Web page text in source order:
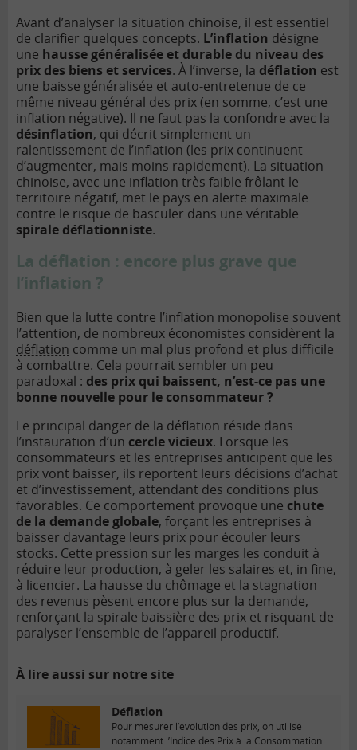
Avant d’analyser la situation chinoise, il est essentiel
de clarifier quelques concepts. L’inflation désigne
une hausse généralisée et durable du niveau des
prix des biens et services. À l’inverse, la déflation est
une baisse généralisée et auto-entretenue de ce
même niveau général des prix (en somme, c’est une
inflation négative). Il ne faut pas la confondre avec la
désinflation, qui décrit simplement un
ralentissement de l’inflation (les prix continuent
d’augmenter, mais moins rapidement). La situation
chinoise, avec une inflation très faible frôlant le
territoire négatif, met le pays en alerte maximale
contre le risque de basculer dans une véritable
spirale déflationniste.
La déflation : encore plus grave que
l’inflation ?
Bien que la lutte contre l’inflation monopolise souvent
l’attention, de nombreux économistes considèrent la
déflation comme un mal plus profond et plus difficile
à combattre. Cela pourrait sembler un peu
paradoxal : des prix qui baissent, n’est-ce pas une
bonne nouvelle pour le consommateur ?
Le principal danger de la déflation réside dans
l’instauration d’un cercle vicieux. Lorsque les
consommateurs et les entreprises anticipent que les
prix vont baisser, ils reportent leurs décisions d’achat
et d’investissement, attendant des conditions plus
favorables. Ce comportement provoque une chute
de la demande globale, forçant les entreprises à
baisser davantage leurs prix pour écouler leurs
stocks. Cette pression sur les marges les conduit à
réduire leur production, à geler les salaires et, in fine,
à licencier. La hausse du chômage et la stagnation
des revenus pèsent encore plus sur la demande,
renforçant la spirale baissière des prix et risquant de
paralyser l’ensemble de l’appareil productif.
À lire aussi sur notre site
Déflation
Pour mesurer l’évolution des prix, on utilise
notamment l’Indice des Prix à la Consommation